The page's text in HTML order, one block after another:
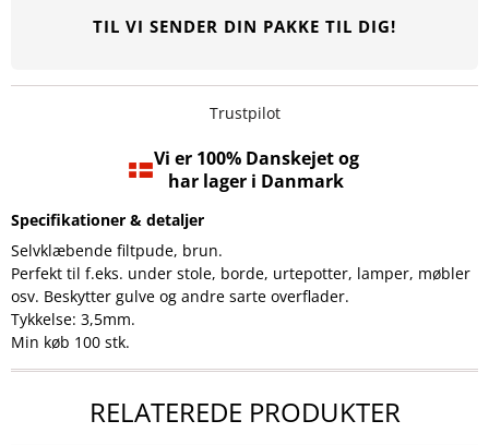
TIL VI SENDER DIN PAKKE TIL DIG!
Trustpilot
Vi er 100% Danskejet og
har lager i Danmark
Specifikationer & detaljer
Selvklæbende filtpude, brun.
Perfekt til f.eks. under stole, borde, urtepotter, lamper, møbler
osv. Beskytter gulve og andre sarte overflader.
Tykkelse: 3,5mm.
Min køb 100 stk.
RELATEREDE PRODUKTER